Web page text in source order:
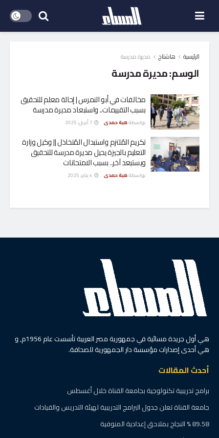
الرئيسية هاشتاج مديرة مدرسة
الوسم:مديرة مدرسة
مخالفات في أبو النمرس | إحالة معلم للتحقيق
بسبب التقييمات.. واستبعاد مديرة مدرسة
بواسطةهبة حمدى
تكريم المُلتزم واستبدال المُتخاذل || وكيل وزارة
التعليم بالجيزة يحيل مديرة مدرسة للتحقيق
ويستبعد آخر.. بسبب الامتحانات
بواسطةهبة حمدى
هي أول جريدة مسائية في جمهورية مصر العربية تأسست عام 1956م, و
هي أحدى إصدارات مؤسسة دار الجمهورية للصحافة.
أحدث المقالات
برامج تدريبية تكنولوجية بجامعة القناة خلال أغسطس
جامعة القناة تعلن جدول البرامج التدريبية لهيئة التدريس والقيادات
89.58 % النجاح بملاحق إعدادية المنوفية